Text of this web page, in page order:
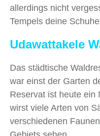
allerdings nicht
Tempels deine
Udawattakele
Das städtische
war einst der Garten
Reservat ist heute ein
wirst viele Arten von
verschiedenen